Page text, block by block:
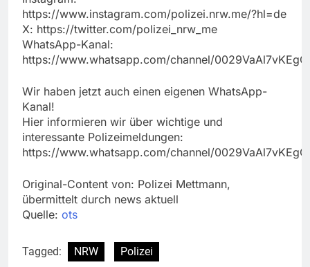
https://www.instagram.com/polizei.nrw.me/?hl=de
X: https://twitter.com/polizei_nrw_me
WhatsApp-Kanal:
https://www.whatsapp.com/channel/
Wir haben jetzt auch einen eigenen WhatsApp-
Kanal!
Hier informieren wir über wichtige und
interessante Polizeimeldungen:
https://www.whatsapp.com/channel/
Original-Content von: Polizei Mettmann,
übermittelt durch news aktuell
Quelle: ots
Tagged: NRW Polizei